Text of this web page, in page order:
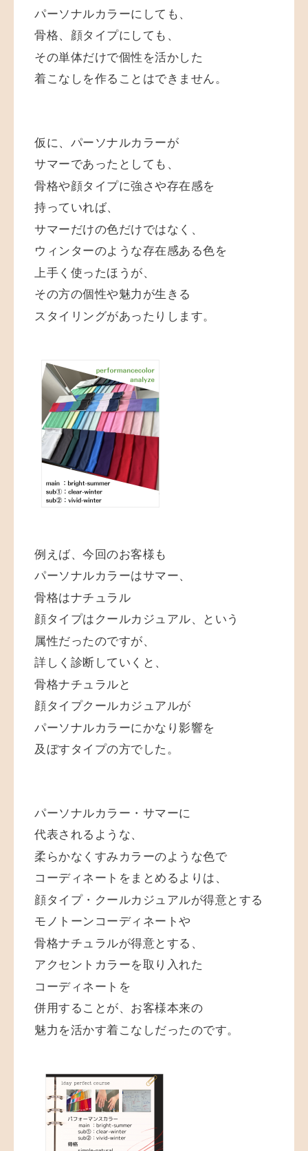
パーソナルカラーにしても、
骨格、顔タイプにしても、
その単体だけで個性を活かした
着こなしを作ることはできません。
仮に、パーソナルカラーが
サマーであったとしても、
骨格や顔タイプに強さや存在感を
持っていれば、
サマーだけの色だけではなく、
ウィンターのような存在感ある色を
上手く使ったほうが、
その方の個性や魅力が生きる
スタイリングがあったりします。
例えば、今回のお客様も
パーソナルカラーはサマー、
骨格はナチュラル
顔タイプはクールカジュアル、という
属性だったのですが、
詳しく診断していくと、
骨格ナチュラルと
顔タイプクールカジュアルが
パーソナルカラーにかなり影響を
及ぼすタイプの方でした。
パーソナルカラー・サマーに
代表されるような、
柔らかなくすみカラーのような色で
コーディネートをまとめるよりは、
顔タイプ・クールカジュアルが得意とする
モノトーンコーディネートや
骨格ナチュラルが得意とする、
アクセントカラーを取り入れた
コーディネートを
併用することが、お客様本来の
魅力を活かす着こなしだったのです。